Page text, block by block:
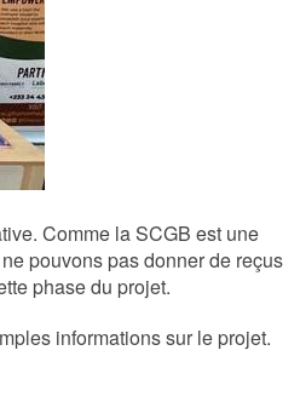
Comme la SCGB est une
pouvons pas donner de reçus
phase du projet.
informations sur le projet.